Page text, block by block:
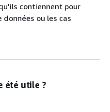
contiennent pour
ou les cas
été utile ?